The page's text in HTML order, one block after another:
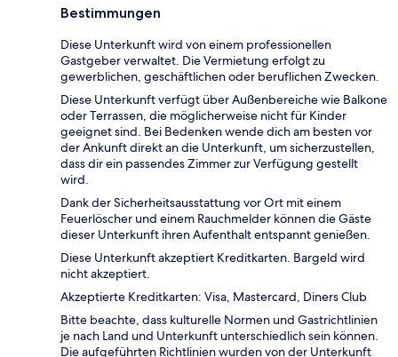
Bestimmungen
Diese Unterkunft wird von einem professionellen
Gastgeber verwaltet. Die Vermietung erfolgt zu
gewerblichen, geschäftlichen oder beruflichen Zwecken.
Diese Unterkunft verfügt über Außenbereiche wie Balkone
oder Terrassen, die möglicherweise nicht für Kinder
geeignet sind. Bei Bedenken wende dich am besten vor
der Ankunft direkt an die Unterkunft, um sicherzustellen,
dass dir ein passendes Zimmer zur Verfügung gestellt
wird.
Dank der Sicherheitsausstattung vor Ort mit einem
Feuerlöscher und einem Rauchmelder können die Gäste
dieser Unterkunft ihren Aufenthalt entspannt genießen.
Diese Unterkunft akzeptiert Kreditkarten. Bargeld wird
nicht akzeptiert.
Akzeptierte Kreditkarten: Visa, Mastercard, Diners Club
Bitte beachte, dass kulturelle Normen und Gastrichtlinien
je nach Land und Unterkunft unterschiedlich sein können.
Die aufgeführten Richtlinien wurden von der Unterkunft